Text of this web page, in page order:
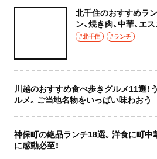
北千住のおすすめラ
ン、焼き肉、中華、エ
な店もおしゃれな店も
#北千住 #ランチ
川越のおすすめ食べ歩きグルメ11選！
ルメ。ご当地名物をいっぱい味わおう
神保町の絶品ランチ18選。洋食に町中
に感動必至！